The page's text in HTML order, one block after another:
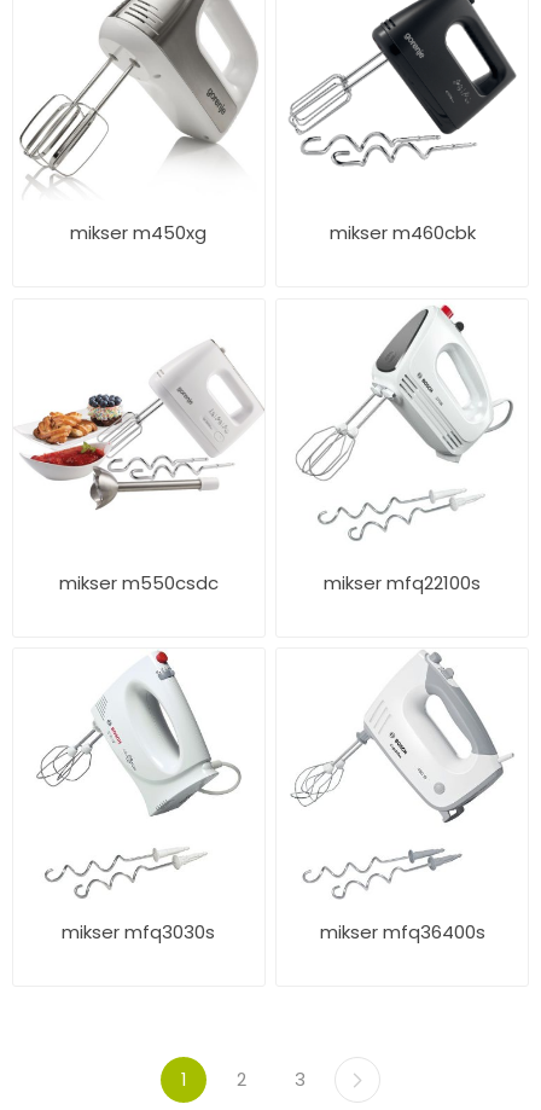
mikser m450xg mikser m460cbk
mikser m550csdc mikser mfq22100s
mikser mfq3030s mikser mfq36400s
1 2 3